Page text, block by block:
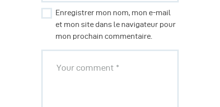
Enregistrer mon nom, mon e-mail
et mon site dans le navigateur pour
mon prochain commentaire.